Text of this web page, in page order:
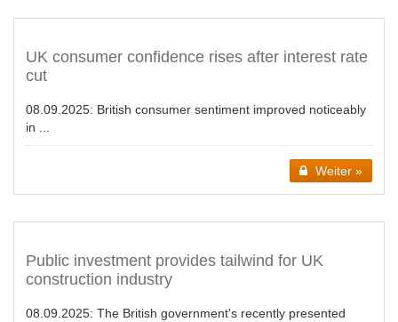
UK consumer confidence rises after interest rate
cut
08.09.2025: British consumer sentiment improved noticeably
in ...
Weiter »
Public investment provides tailwind for UK
construction industry
08.09.2025: The British government's recently presented